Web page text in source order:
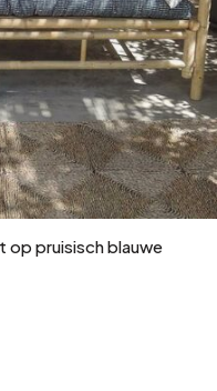
op pruisisch blauwe